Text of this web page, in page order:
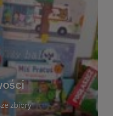
zbiory
najnowsze książki,
właśnie trafiły do
Publicznej w
aktualizujemy listę,
odkrywać świeże
wydawnicze. Każda
krótkim opisem i
w katalogu. Zachęcamy